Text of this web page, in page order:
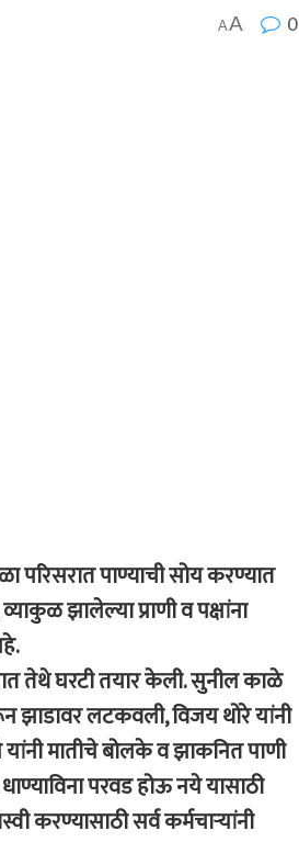
AA 0
परिसरात पाण्याची सोय करण्यात
झालेल्या प्राणी व पक्षांना
तेथे घरटी तयार केली. सुनील काळे
झाडावर लटकवली, विजय थोरे यांनी
मातीचे बोलके व झाकनित पाणी
परवड होऊ नये यासाठी
सर्व कर्मचाऱ्यांनी